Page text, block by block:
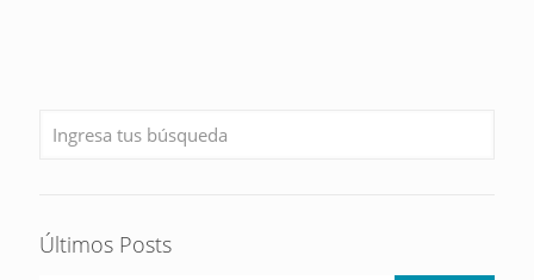
Últimos Posts